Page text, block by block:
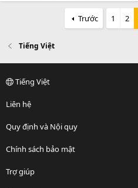
Trước 1 2
Tiếng Việt
Tiếng Việt
Liên hệ
Quy định và Nội quy
Chính sách bảo mật
Trợ giúp